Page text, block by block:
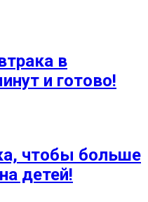
в
и готово!
чтобы больше
детей!